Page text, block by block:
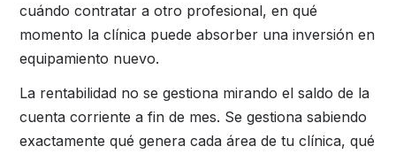
cuándo contratar a otro profesional, en qué
momento la clínica puede absorber una inversión en
equipamiento nuevo.
La rentabilidad no se gestiona mirando el saldo de la
cuenta corriente a fin de mes. Se gestiona sabiendo
exactamente qué genera cada área de tu clínica, qué